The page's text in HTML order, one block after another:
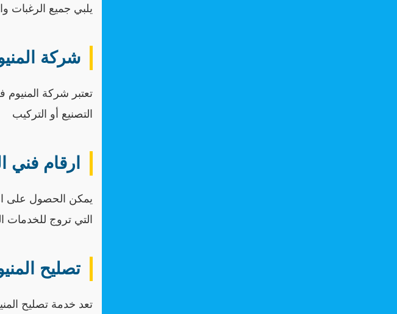
يلبي جميع الرغبات
شركة
تعتبر شركة
التصنيع أو التركيب
ارقام فني
يمكن الحصول على
التي تروج للخدمات
تصليح
تعد خدمة تصليح